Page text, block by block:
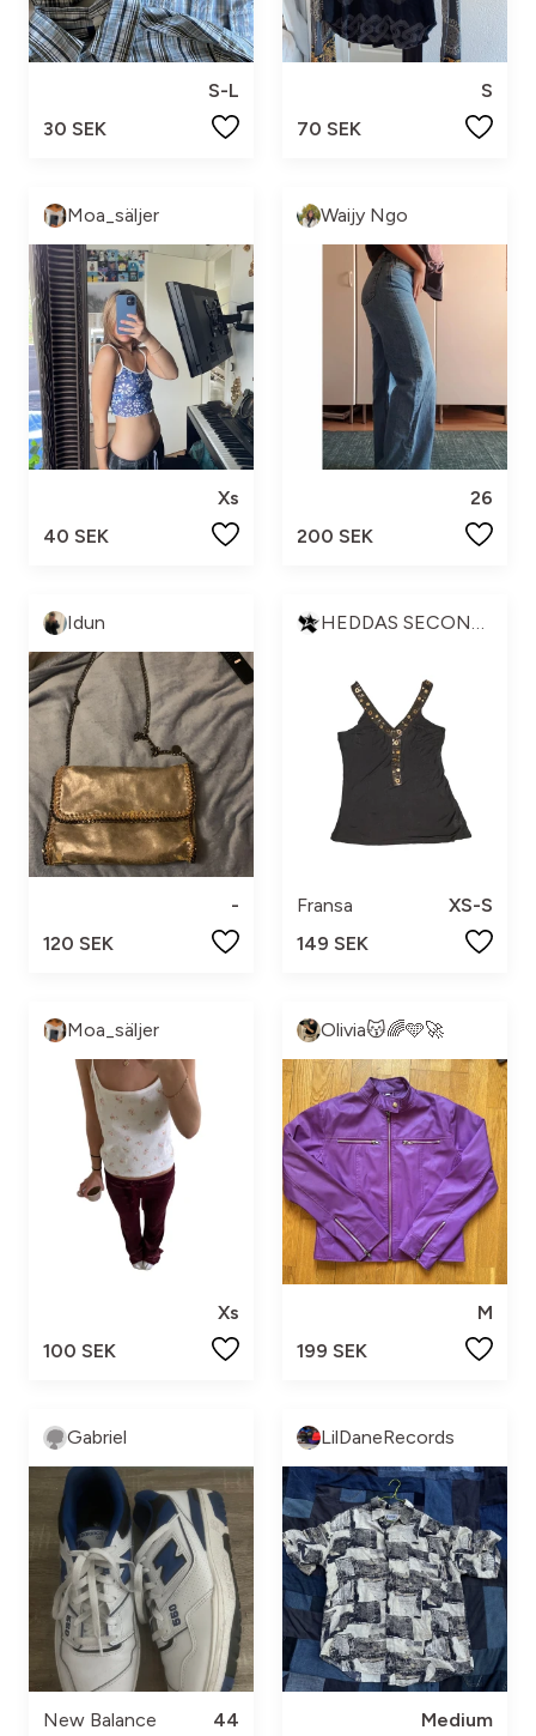
S-L
30 SEK
S
70 SEK
Moa_säljer
Xs
40 SEK
Waijy Ngo
26
200 SEK
Idun
-
120 SEK
Fransa
XS-S
149 SEK
Moa_säljer
Xs
100 SEK
Olivia😽🌈🩵🚀
M
199 SEK
Gabriel
New Balance 44
LilDaneRecords
Medium